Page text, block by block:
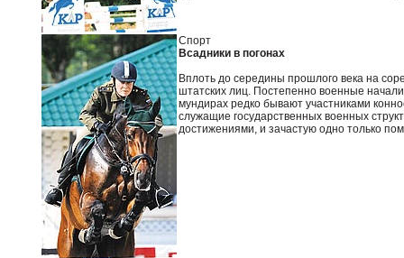
Спорт
Всадники в погонах
Вплоть до середины прошлого века на
штатских лиц. Постепенно военные
мундирах редко бывают участниками
служащие государственных военных
достижениями, и зачастую одно только